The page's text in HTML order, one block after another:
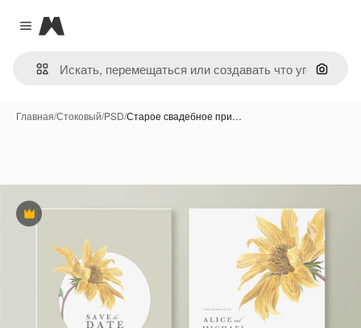
Close menu
Magnific
Поиск
Главная/Стоковый/PSD/Старое свадебное при…
Премиум